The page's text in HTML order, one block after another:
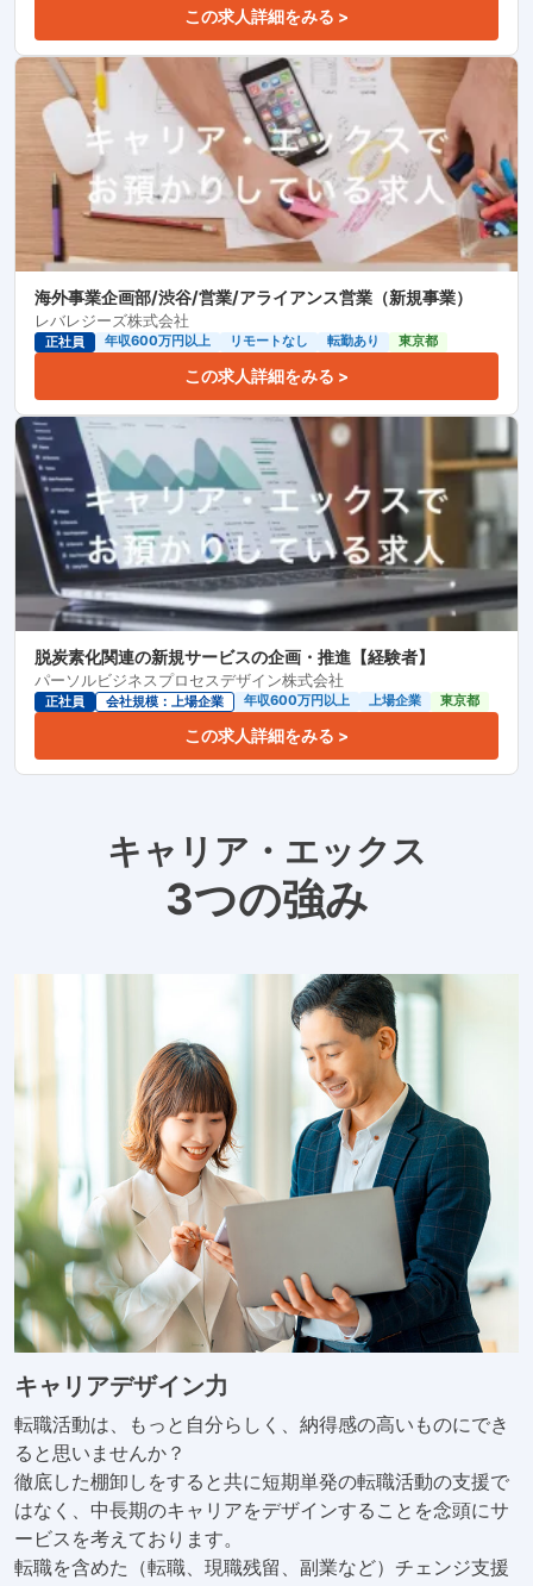
この求人詳細をみる >
海外事業企画部/渋谷/営業/アライアンス営業（新規事業）
レバレジーズ株式会社
正社員 年収600万円以上 リモートなし 転勤あり 東京都
この求人詳細をみる >
脱炭素化関連の新規サービスの企画・推進【経験者】
パーソルビジネスプロセスデザイン株式会社
正社員 会社規模：上場企業 年収600万円以上 上場企業 東京都
この求人詳細をみる >
キャリア・エックス
3つの強み
キャリアデザイン力
転職活動は、もっと自分らしく、納得感の高いものにでき
ると思いませんか？
徹底した棚卸しをすると共に短期単発の転職活動の支援で
はなく、中長期のキャリアをデザインすることを念頭にサ
ービスを考えております。
転職を含めた（転職、現職残留、副業など）チェンジ支援